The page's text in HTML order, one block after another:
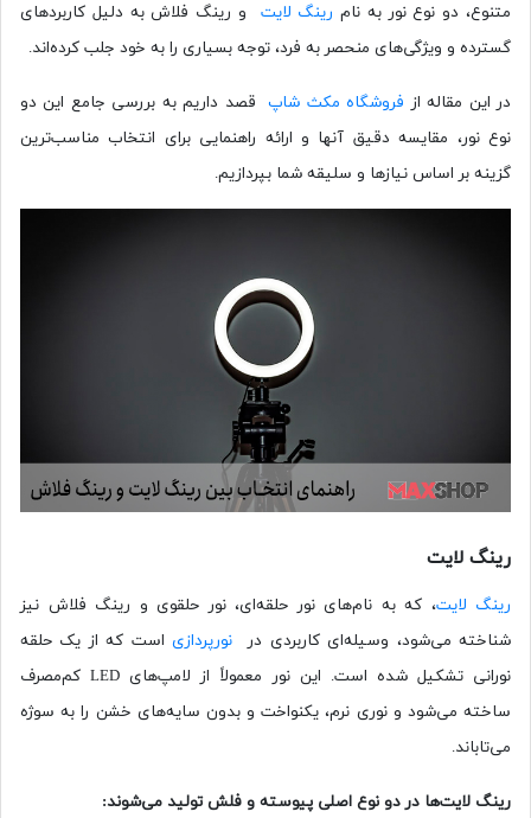
متنوع، دو نوع نور به نامرینگ لایت
و رینگ فلاش به دلیل کاربردهای
گسترده و ویژگی‌های منحصر به فرد، توجه بسیاری را به خود جلب کرده‌اند.
در این مقاله از فروشگاه مکث شاپقصد داریم به بررسی جامع این دو
نوع نور، مقایسه دقیق آنها و ارائه راهنمایی برای انتخاب مناسب‌ترین
گزینه بر اساس نیازها و سلیقه شما بپردازیم.
رینگ لایت
رینگ لایت، که به نام‌های نور حلقه‌ای، نور حلقوی و رینگ فلاش نیز
شناخته می‌شود، وسیله‌ای کاربردی در
نورپردازی است که از یک حلقه
نورانی تشکیل شده است. این نور معمولاً از لامپ‌های LED کم‌مصرف
ساخته می‌شود و نوری نرم، یکنواخت و بدون سایه‌های خشن را به سوژه
می‌تاباند.
رینگ لایت‌ها در دو نوع اصلی پیوسته و فلش تولید می‌شوند: